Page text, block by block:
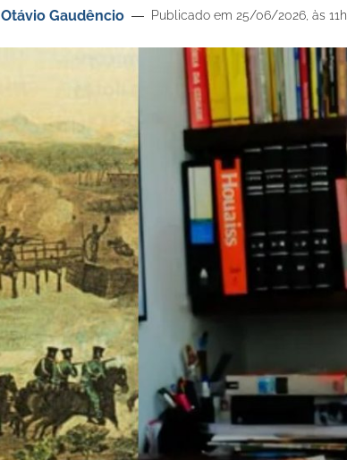
Otávio Gaudêncio Publicado em 25/06/2026, às